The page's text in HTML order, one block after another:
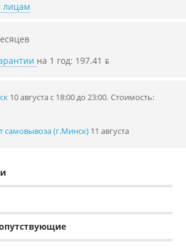
на 1 год: 197.41 ƃ
10 августа с 18:00 до 23:00. Стоимость:
самовывоза (г.Минск) 11 августа